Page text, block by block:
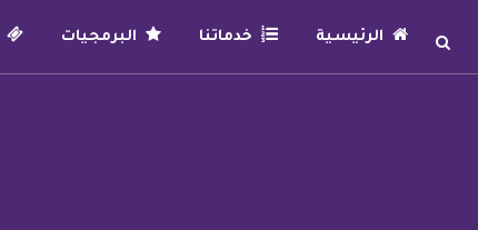
الرئيسية خدماتنا البرمجيات